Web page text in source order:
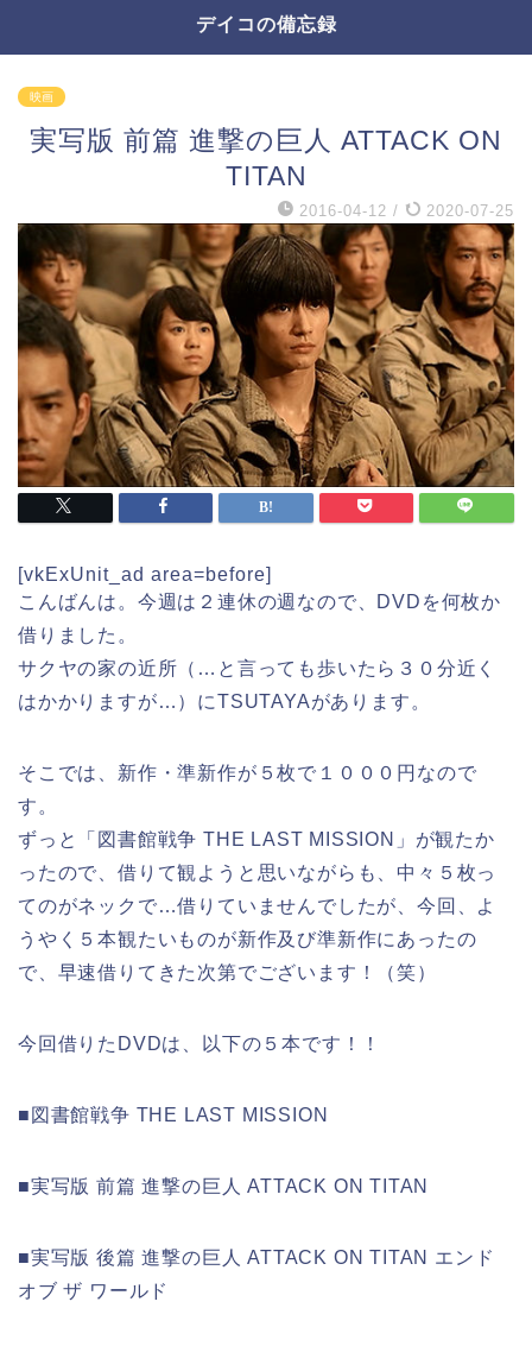
デイコの備忘録
映画
実写版 前篇 進撃の巨人 ATTACK ON
TITAN
2016-04-12 / 2020-07-25
[vkExUnit_ad area=before]
こんばんは。今週は２連休の週なので、DVDを何枚か
借りました。
サクヤの家の近所（…と言っても歩いたら３０分近く
はかかりますが…）にTSUTAYAがあります。
そこでは、新作・準新作が５枚で１０００円なので
す。
ずっと「図書館戦争 THE LAST MISSION」が観たか
ったので、借りて観ようと思いながらも、中々５枚っ
てのがネックで…借りていませんでしたが、今回、よ
うやく５本観たいものが新作及び準新作にあったの
で、早速借りてきた次第でございます！（笑）
今回借りたDVDは、以下の５本です！！
■図書館戦争 THE LAST MISSION
■実写版 前篇 進撃の巨人 ATTACK ON TITAN
■実写版 後篇 進撃の巨人 ATTACK ON TITAN エンド
オブ ザ ワールド